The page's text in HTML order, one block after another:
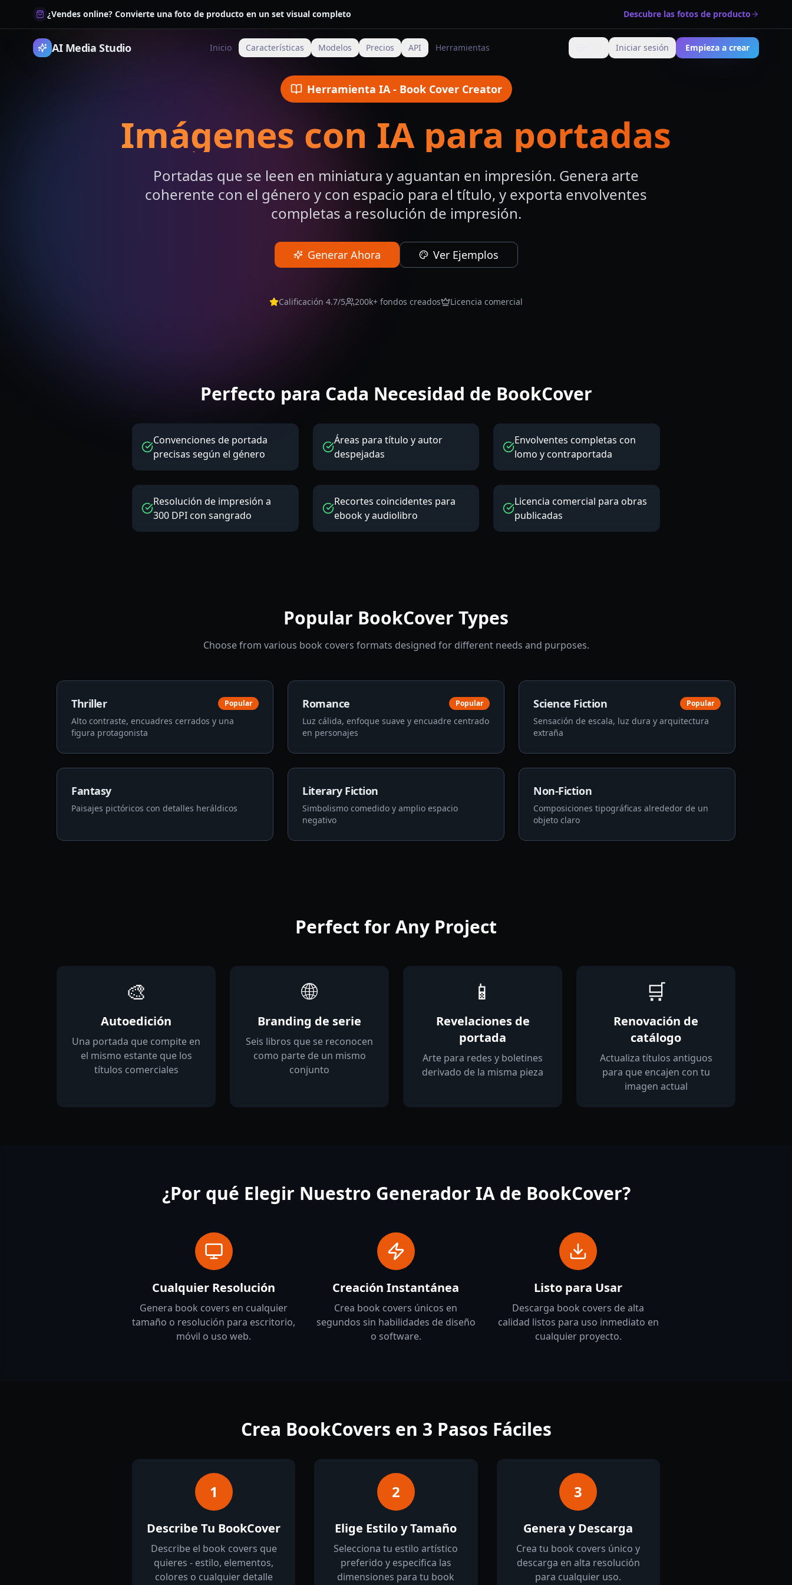
¿Vendes online? Convierte una foto de producto en un set visual completo Descubre las fotos de producto
AI Media Studio Inicio Características Modelos Precios API Herramientas Cambiar idioma
Iniciar sesión Empieza a crear
Herramienta IA- Book Cover Creator
Imágenes con IA para portadas
Portadas que se leen en miniatura y aguantan en impresión. Genera arte
coherente con el género y con espacio para el título, y exporta envolventes
completas a resolución de impresión.
Generar Ahora Ver Ejemplos
Calificación 4.7/5 200k+ fondos creados Licencia comercial
Perfecto para Cada Necesidad de BookCover
Convenciones de portada
precisas según el género
Áreas para título y autor
despejadas
Envolventes completas con
lomo y contraportada
Resolución de impresión a
300 DPI con sangrado
Recortes coincidentes para
ebook y audiolibro
Licencia comercial para obras
publicadas
Popular BookCover Types
Choose from various book covers formats designed for different needs and purposes.
Thriller Popular
Alto contraste, encuadres cerrados y una
figura protagonista
Romance Popular
Luz cálida, enfoque suave y encuadre centrado
en personajes
Science Fiction Popular
Sensación de escala, luz dura y arquitectura
extraña
Fantasy
Paisajes pictóricos con detalles heráldicos
Literary Fiction
Simbolismo comedido y amplio espacio
negativo
Non-Fiction
Composiciones tipográficas alrededor de un
objeto claro
Perfect for Any Project
🎨
Autoedición
Una portada que compite en
el mismo estante que los
títulos comerciales
🌐
Branding de serie
Seis libros que se reconocen
como parte de un mismo
conjunto
📱
Revelaciones de
portada
Arte para redes y boletines
derivado de la misma pieza
🛒
Renovación de
catálogo
Actualiza títulos antiguos
para que encajen con tu
imagen actual
¿Por qué Elegir Nuestro Generador IA de BookCover?
Cualquier Resolución
Genera book covers en cualquier
tamaño o resolución para escritorio,
móvil o uso web.
Creación Instantánea
Crea book covers únicos en
segundos sin habilidades de diseño
o software.
Listo para Usar
Descarga book covers de alta
calidad listos para uso inmediato en
cualquier proyecto.
Crea BookCovers en 3 Pasos Fáciles
1
Describe Tu BookCover
Describe el book covers que
quieres - estilo, elementos,
colores o cualquier detalle
2
Elige Estilo y Tamaño
Selecciona tu estilo artístico
preferido y especifica las
dimensiones para tu book
3
Genera y Descarga
Crea tu book covers único y
descarga en alta resolución
para cualquier uso.